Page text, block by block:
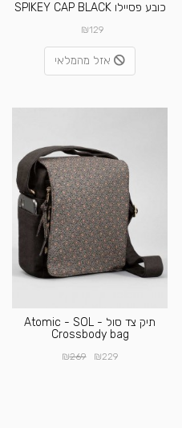
כובע פסיילו SPIKEY CAP BLACK
₪129
אזל מהמלאי
תיק צד סול - Atomic - SOL
Crossbody bag
₪229
₪269